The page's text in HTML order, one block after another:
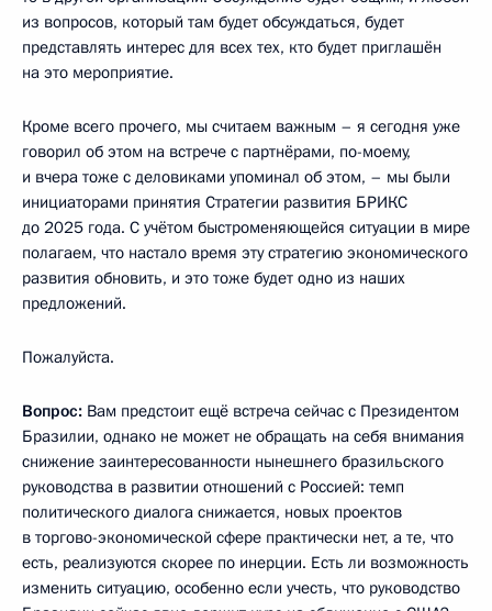
из вопросов, который там будет обсуждаться, будет
представлять интерес для всех тех, кто будет приглашён
на это мероприятие.
Кроме всего прочего, мы считаем важным – я сегодня уже
говорил об этом на встрече с партнёрами, по-моему,
и вчера тоже с деловиками упоминал об этом, – мы были
инициаторами принятия Стратегии развития БРИКС
до 2025 года. С учётом быстроменяющейся ситуации в мире
полагаем, что настало время эту стратегию экономического
развития обновить, и это тоже будет одно из наших
предложений.
Пожалуйста.
Вопрос: Вам предстоит ещё встреча сейчас с Президентом
Бразилии, однако не может не обращать на себя внимания
снижение заинтересованности нынешнего бразильского
руководства в развитии отношений с Россией: темп
политического диалога снижается, новых проектов
в торгово-экономической сфере практически нет, а те, что
есть, реализуются скорее по инерции. Есть ли возможность
изменить ситуацию, особенно если учесть, что руководство